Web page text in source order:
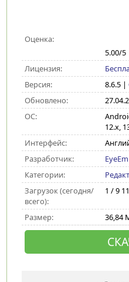
Оценка:
5.00/5
Лицензия:
Версия:
8.6.5|
Обновлено:
ОС:
12.x,
Интерфейс:
Разработчик:
Категории:
Загрузок (сегодня/
всего):
1 / 9
Размер: 36,84